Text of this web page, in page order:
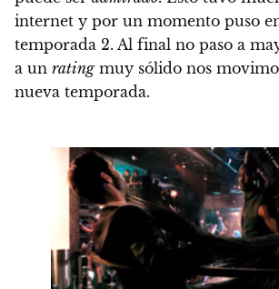
internet y por un momento puso
temporada 2. Al final no paso a
a un ratingmuy sólido nos
nueva temporada.